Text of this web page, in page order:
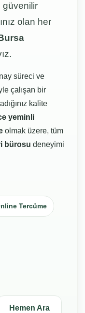
güvenilir
olan her
süreci ve
çalışan bir
kalite
yeminli
olmak üzere, tüm
bürosu deneyimi
Tercüme
Hemen Ara